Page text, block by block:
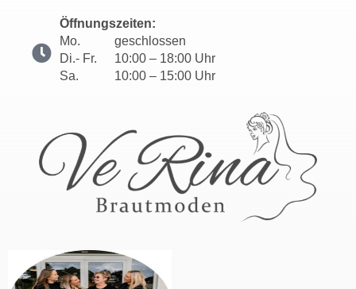
Öffnungszeiten:
Mo.
geschlossen
Di.- Fr.
10:00 – 18:00 Uhr
Sa.
10:00 – 15:00 Uhr